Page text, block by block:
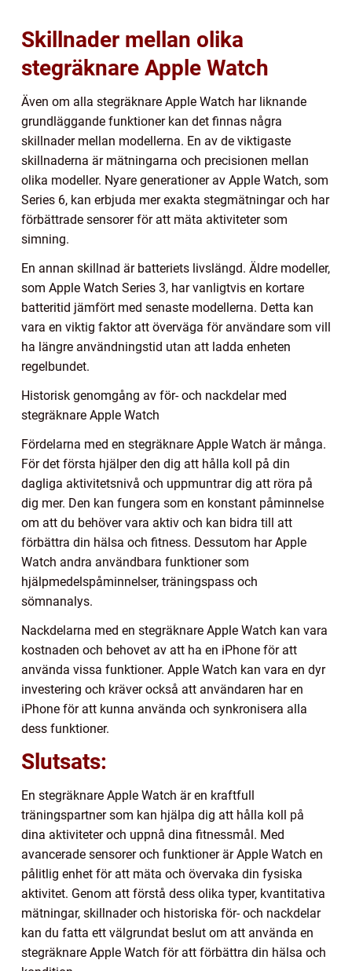
Skillnader mellan olika
stegräknare Apple Watch
Även om alla stegräknare Apple Watch har liknande
grundläggande funktioner kan det finnas några
skillnader mellan modellerna. En av de viktigaste
skillnaderna är mätningarna och precisionen mellan
olika modeller. Nyare generationer av Apple Watch, som
Series 6, kan erbjuda mer exakta stegmätningar och har
förbättrade sensorer för att mäta aktiviteter som
simning.
En annan skillnad är batteriets livslängd. Äldre modeller,
som Apple Watch Series 3, har vanligtvis en kortare
batteritid jämfört med senaste modellerna. Detta kan
vara en viktig faktor att överväga för användare som vill
ha längre användningstid utan att ladda enheten
regelbundet.
Historisk genomgång av för- och nackdelar med
stegräknare Apple Watch
Fördelarna med en stegräknare Apple Watch är många.
För det första hjälper den dig att hålla koll på din
dagliga aktivitetsnivå och uppmuntrar dig att röra på
dig mer. Den kan fungera som en konstant påminnelse
om att du behöver vara aktiv och kan bidra till att
förbättra din hälsa och fitness. Dessutom har Apple
Watch andra användbara funktioner som
hjälpmedelspåminnelser, träningspass och
sömnanalys.
Nackdelarna med en stegräknare Apple Watch kan vara
kostnaden och behovet av att ha en iPhone för att
använda vissa funktioner. Apple Watch kan vara en dyr
investering och kräver också att användaren har en
iPhone för att kunna använda och synkronisera alla
dess funktioner.
Slutsats:
En stegräknare Apple Watch är en kraftfull
träningspartner som kan hjälpa dig att hålla koll på
dina aktiviteter och uppnå dina fitnessmål. Med
avancerade sensorer och funktioner är Apple Watch en
pålitlig enhet för att mäta och övervaka din fysiska
aktivitet. Genom att förstå dess olika typer, kvantitativa
mätningar, skillnader och historiska för- och nackdelar
kan du fatta ett välgrundat beslut om att använda en
stegräknare Apple Watch för att förbättra din hälsa och